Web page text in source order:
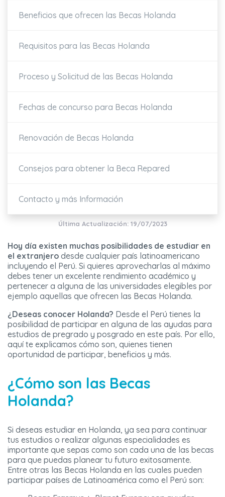
Beneficios que ofrecen las Becas Holanda
Requisitos para las Becas Holanda
Proceso y Solicitud de las Becas Holanda
Fechas de concurso para Becas Holanda
Renovación de Becas Holanda
Consejos para obtener la Beca Repared
Contacto y más Información
Última Actualización: 19/07/2023
Hoy día existen muchas posibilidades de estudiar en
el extranjero desde cualquier país latinoamericano
incluyendo el Perú. Si quieres aprovecharlas al máximo
debes tener un excelente rendimiento académico y
pertenecer a alguna de las universidades elegibles por
ejemplo aquellas que ofrecen las Becas Holanda.
¿Deseas conocer Holanda? Desde el Perú tienes la
posibilidad de participar en alguna de las ayudas para
estudios de pregrado y posgrado en este país. Por ello,
aquí te explicamos cómo son, quienes tienen
oportunidad de participar, beneficios y más.
¿Cómo son las Becas
Holanda?
Si deseas estudiar en Holanda, ya sea para continuar
tus estudios o realizar algunas especialidades es
importante que sepas como son cada una de las becas
para que puedas planear tu futuro exitosamente.
Entre otras las Becas Holanda en las cuales pueden
participar países de Latinoamérica como el Perú son: